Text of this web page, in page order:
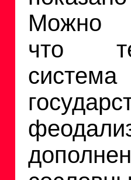
Можно
что
система